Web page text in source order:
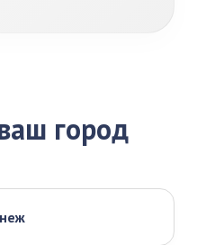
город